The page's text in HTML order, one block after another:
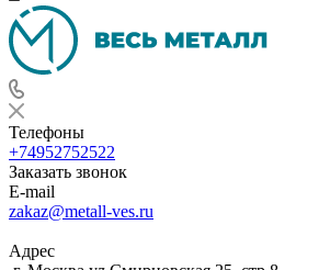
Телефоны
+74952752522
Заказать звонок
E-mail
zakaz@metall-ves.ru
Адрес